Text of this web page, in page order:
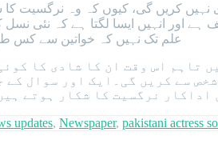
کریں گی، کیوں کہ وہ نرگسیت
اور انہیں ایسا لگتا ہے کہ نئی
علم تک نہیں کہ خواتین سے کس
تاہم اس وقت ان کا شادی کا
سے کریں گی۔ایک اور سوال
نرگسیت کا شکار ہوتے
updates, Newspaper, pakistani actress